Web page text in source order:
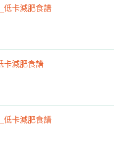
低卡減肥食譜
卡減肥食譜
低卡減肥食譜